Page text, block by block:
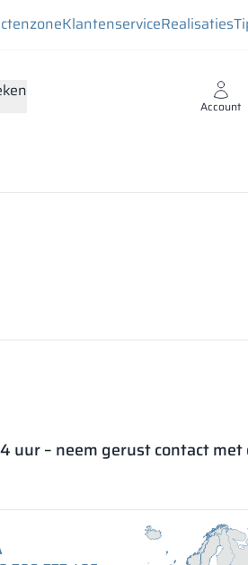
KlantenserviceRealisaties
Account
uur – neem gerust contact met